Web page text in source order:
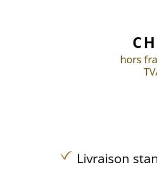
hors
Livraison